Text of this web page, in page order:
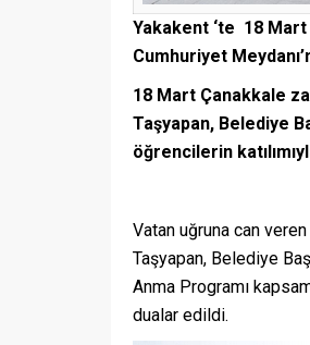
Yakakent ‘te 18
Cumhuriyet
18 Mart Çanakkale
Taşyapan, Belediye
öğrencilerin
Vatan uğruna can
Taşyapan, Belediye
Anma Programı
dualar edildi.